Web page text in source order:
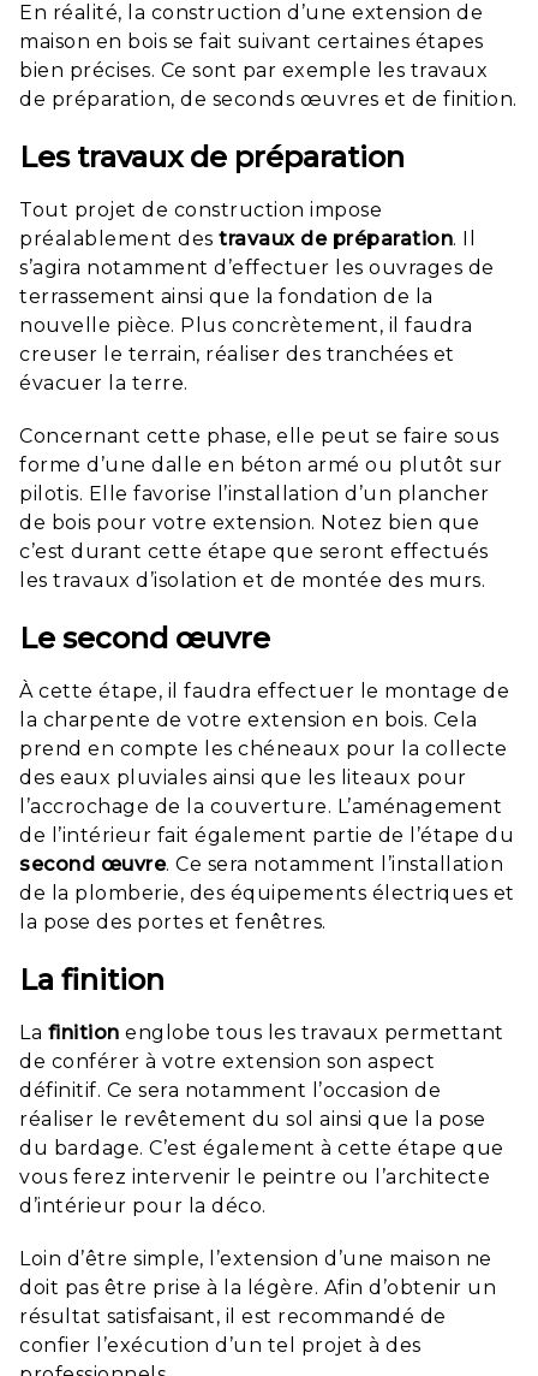
En réalité, la construction d’une extension de
maison en bois se fait suivant certaines étapes
bien précises. Ce sont par exemple les travaux
de préparation, de seconds œuvres et de finition.
Les travaux de préparation
Tout projet de construction impose
préalablement des travaux de préparation. Il
s’agira notamment d’effectuer les ouvrages de
terrassement ainsi que la fondation de la
nouvelle pièce. Plus concrètement, il faudra
creuser le terrain, réaliser des tranchées et
évacuer la terre.
Concernant cette phase, elle peut se faire sous
forme d’une dalle en béton armé ou plutôt sur
pilotis. Elle favorise l’installation d’un plancher
de bois pour votre extension. Notez bien que
c’est durant cette étape que seront effectués
les travaux d’isolation et de montée des murs.
Le second œuvre
À cette étape, il faudra effectuer le montage de
la charpente de votre extension en bois. Cela
prend en compte les chéneaux pour la collecte
des eaux pluviales ainsi que les liteaux pour
l’accrochage de la couverture. L’aménagement
de l’intérieur fait également partie de l’étape du
second œuvre. Ce sera notamment l’installation
de la plomberie, des équipements électriques et
la pose des portes et fenêtres.
La finition
La finition englobe tous les travaux permettant
de conférer à votre extension son aspect
définitif. Ce sera notamment l’occasion de
réaliser le revêtement du sol ainsi que la pose
du bardage. C’est également à cette étape que
vous ferez intervenir le peintre ou l’architecte
d’intérieur pour la déco.
Loin d’être simple, l’extension d’une maison ne
doit pas être prise à la légère. Afin d’obtenir un
résultat satisfaisant, il est recommandé de
confier l’exécution d’un tel projet à des